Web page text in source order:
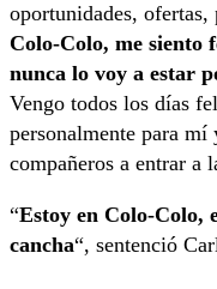
oportunidades, ofertas,
Colo-Colo, me siento
nunca lo voy a estar
Vengo todos los días
personalmente para
compañeros a entrar a
“Estoy en Colo-Colo,
cancha“, sentenció